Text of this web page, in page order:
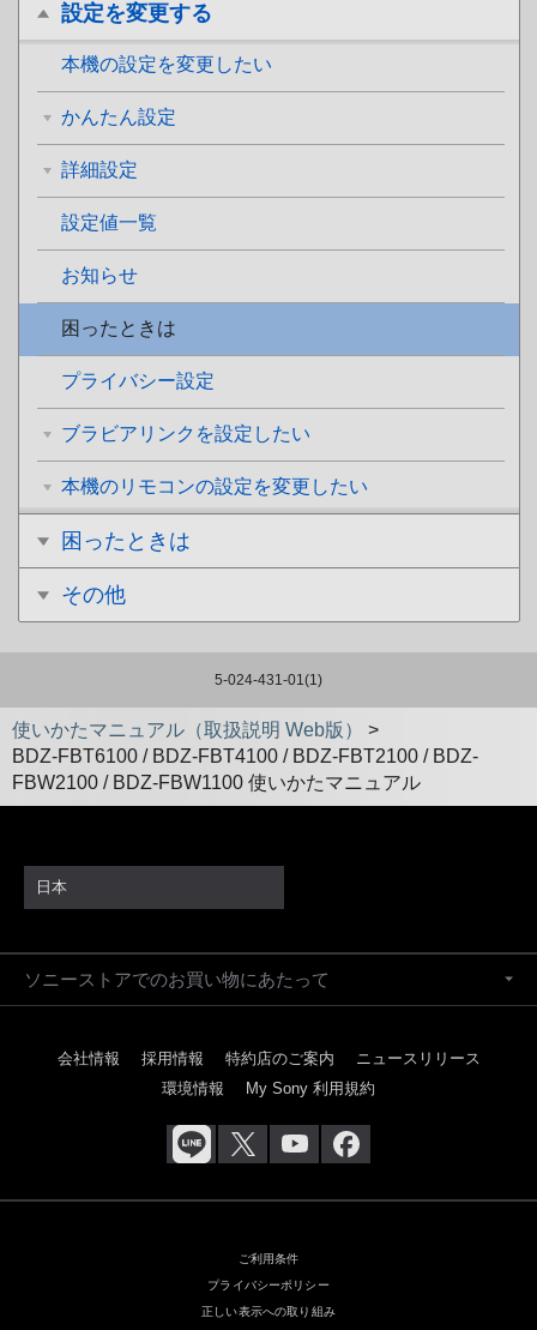
設定を変更する
本機の設定を変更したい
かんたん設定
詳細設定
設定値一覧
お知らせ
困ったときは
プライバシー設定
ブラビアリンクを設定したい
本機のリモコンの設定を変更したい
困ったときは
その他
5-024-431-01(1)
使いかたマニュアル（取扱説明 Web版）
>
BDZ-FBT6100 / BDZ-FBT4100 / BDZ-FBT2100 / BDZ-
FBW2100 / BDZ-FBW1100 使いかたマニュアル
日本
ソニーストアでのお買い物にあたって
会社情報 採用情報 特約店のご案内
ニュースリリース
環境情報
My Sony 利用規約
ご利用条件
プライバシーポリシー
正しい表示への取り組み